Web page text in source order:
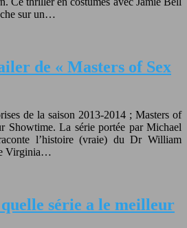
sur un…
de « Masters of Sex
de la saison 2013-2014 ; Masters of
Showtime. La série portée par Michael
l’histoire (vraie) du Dr William
Virginia…
série a le meilleur